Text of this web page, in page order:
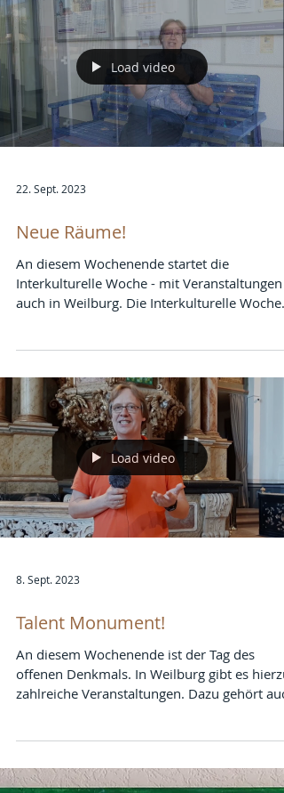
Load video
22. Sept. 2023
Neue Räume!
An diesem Wochenende startet die
auch in Weilburg. Die Interkulturelle Woche
Load video
8. Sept. 2023
Talent Monument!
An diesem Wochenende ist der Tag des
zahlreiche Veranstaltungen. Dazu gehört